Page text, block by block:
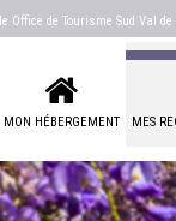
Office de Tourisme Sud Val de
MON HÉBERGEMENT MES